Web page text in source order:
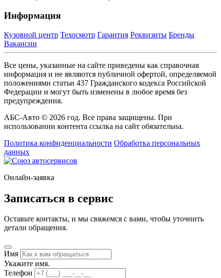
Информация
Кузовной центр Техосмотр Гарантия Реквизиты Бренды
Вакансии
Все цены, указанные на сайте приведены как справочная
информация и не являются публичной офертой, определяемой
положениями статьи 437 Гражданского кодекса Российской
Федерации и могут быть изменены в любое время без
предупреждения.
АБС-Авто © 2026 год. Все права защищены. При
использовании контента ссылка на сайт обязательна.
Политика конфиденциальности Обработка персональных
данных
Онлайн-заявка
Записаться в сервис
Оставьте контакты, и мы свяжемся с вами, чтобы уточнить
детали обращения.
Имя
Укажите имя.
Телефон